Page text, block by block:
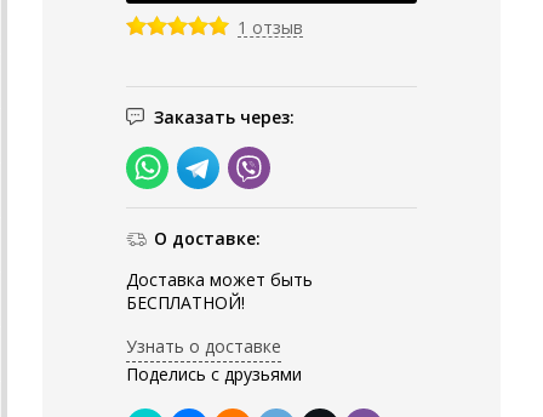
1 отзыв
Заказать через:
О доставке:
Доставка может быть
БЕСПЛАТНОЙ!
Узнать о доставке
Поделись с друзьями